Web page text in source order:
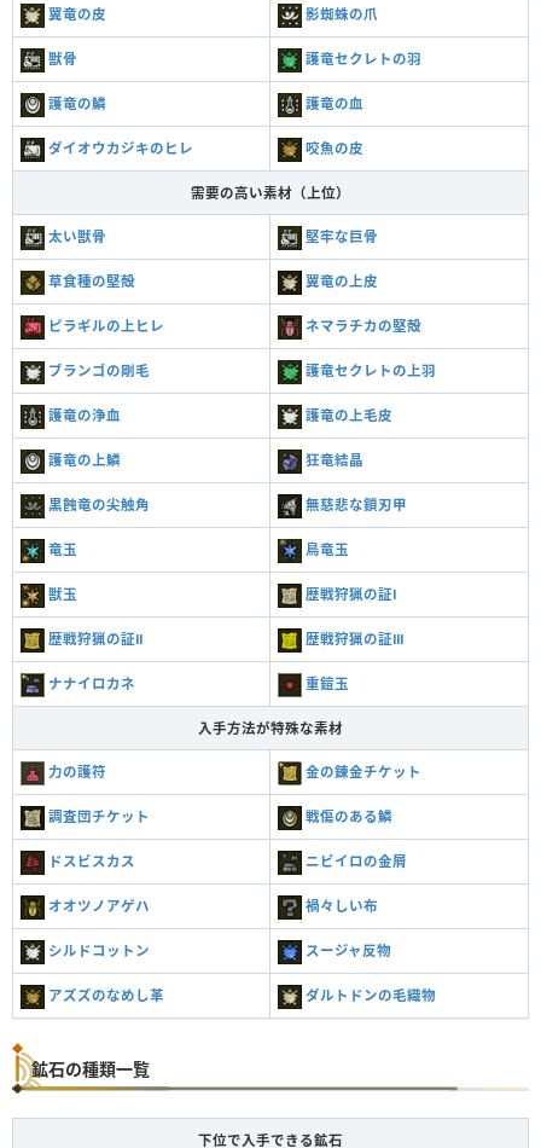
翼竜の皮 影蜘蛛の爪
獣骨 護竜セクレトの羽
護竜の鱗 護竜の血
ダイオウカジキのヒレ 咬魚の皮
需要の高い素材（上位）
太い獣骨 堅牢な巨骨
草食種の堅殻 翼竜の上皮
ピラギルの上ヒレ ネマラチカの堅殻
ブランゴの剛毛 護竜セクレトの上羽
護竜の浄血 護竜の上毛皮
護竜の上鱗 狂竜結晶
黒蝕竜の尖触角 無慈悲な鎖刃甲
竜玉 鳥竜玉
獣玉 歴戦狩猟の証Ⅰ
歴戦狩猟の証Ⅱ 歴戦狩猟の証Ⅲ
ナナイロカネ 重鎧玉
入手方法が特殊な素材
力の護符 金の錬金チケット
調査団チケット 戦傷のある鱗
ドスビスカス ニビイロの金屑
オオツノアゲハ 禍々しい布
シルドコットン スージャ反物
アズズのなめし革 ダルトドンの毛織物
鉱石の種類一覧
下位で入手できる鉱石